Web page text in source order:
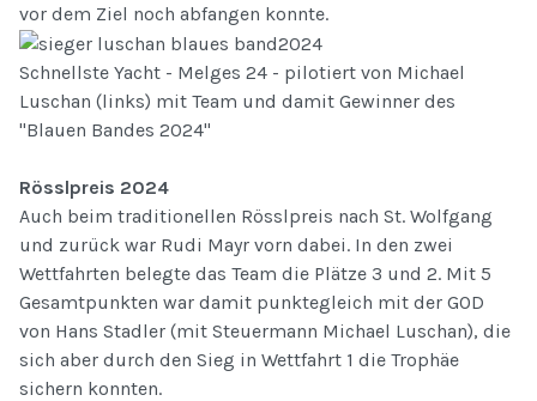
vor dem Ziel noch abfangen konnte.
Schnellste Yacht - Melges 24 - pilotiert von Michael
Luschan (links) mit Team und damit Gewinner des
"Blauen Bandes 2024"
Rösslpreis 2024
Auch beim traditionellen Rösslpreis nach St. Wolfgang
und zurück war Rudi Mayr vorn dabei. In den zwei
Wettfahrten belegte das Team die Plätze 3 und 2. Mit 5
Gesamtpunkten war damit punktegleich mit der GOD
von Hans Stadler (mit Steuermann Michael Luschan), die
sich aber durch den Sieg in Wettfahrt 1 die Trophäe
sichern konnten.